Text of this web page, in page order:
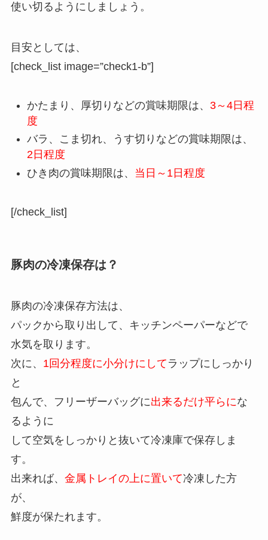
使い切るようにしましょう。
目安としては、
[check_list image=”check1-b”]
かたまり、厚切りなどの賞味期限は、 3～4日程
度
バラ、こま切れ、うす切りなどの賞味期限は、
2日程度
ひき肉の賞味期限は、 当日～1日程度
[/check_list]
豚肉の冷凍保存は？
豚肉の冷凍保存方法は、
パックから取り出して、キッチンペーパーなどで
水気を取ります。
次に、 1回分程度に小分けにして ラップにしっかり
と
包んで、フリーザーバッグに出来るだけ平らにな
るように
して空気をしっかりと抜いて冷凍庫で保存しま
す。
出来れば、 金属トレイの上に置いて冷凍した方
が、
鮮度が保たれます。